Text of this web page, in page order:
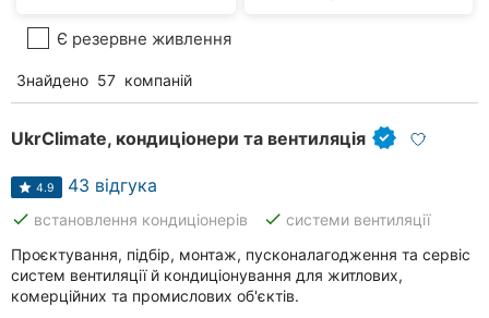
Є резервне живлення
Знайдено 57 компаній
UkrClimate, кондиціонери та вентиляція
4.9 43 відгука
done встановлення кондиціонерів done системи вентиляції
Проєктування, підбір, монтаж, пусконалагодження та сервіс
систем вентиляції й кондиціонування для житлових,
комерційних та промислових об'єктів.